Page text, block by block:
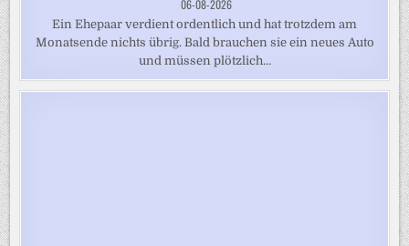
06-08-2026
Ein Ehepaar verdient ordentlich und hat trotzdem am
Monatsende nichts übrig. Bald brauchen sie ein neues Auto
und müssen plötzlich...